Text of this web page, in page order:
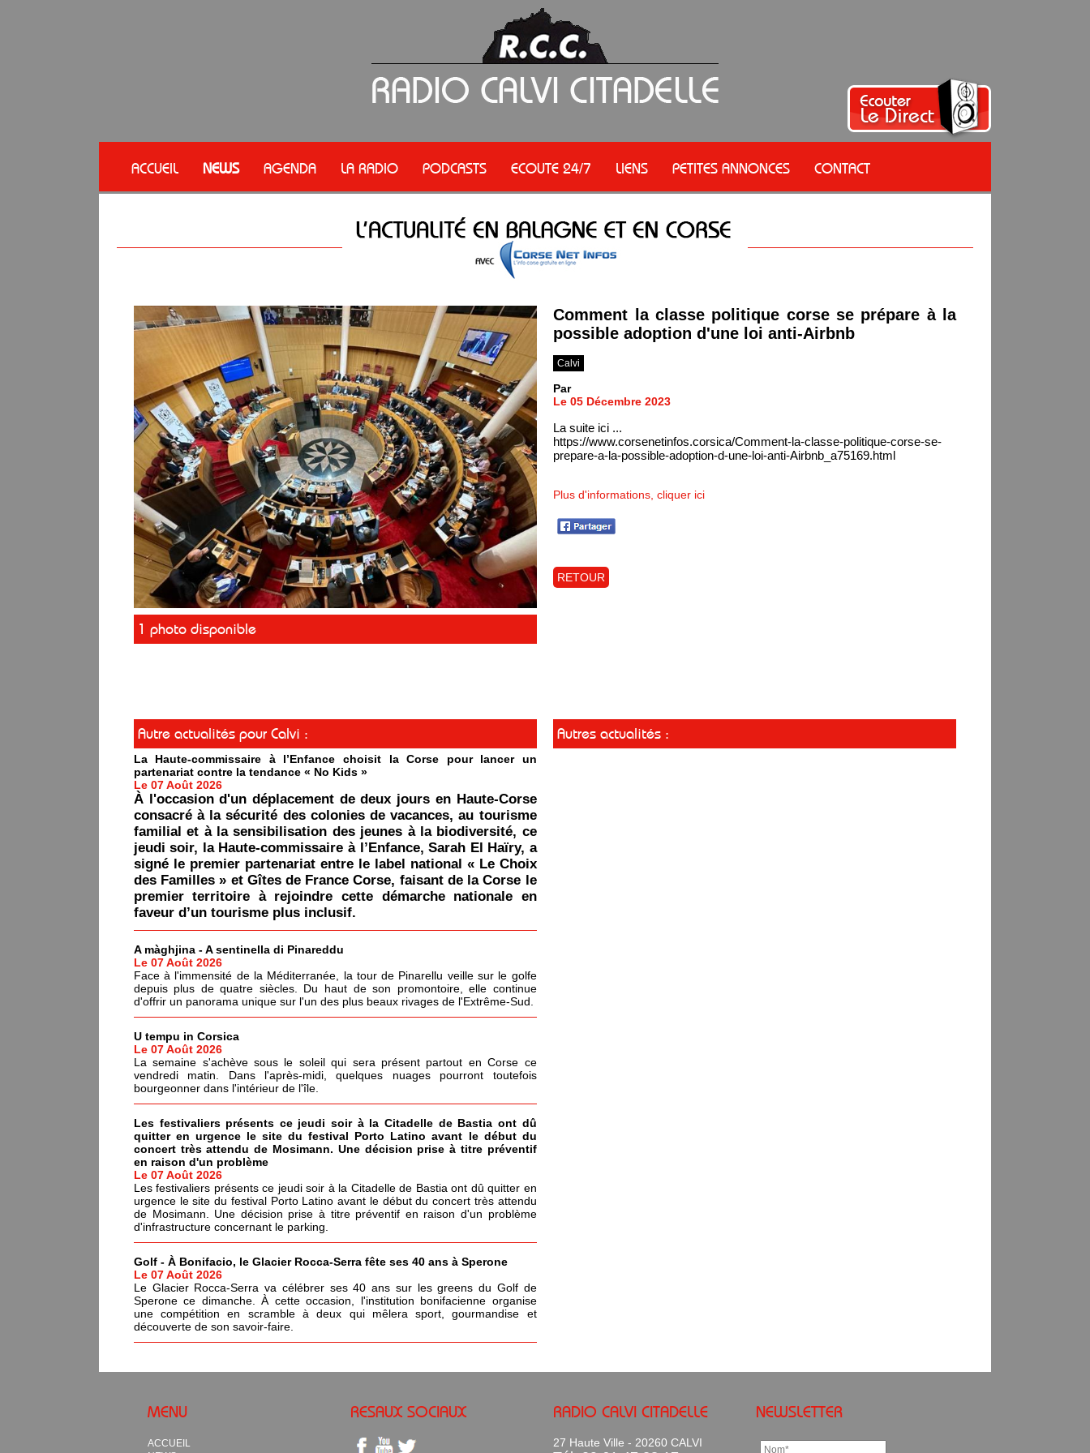
ACCUEIL NEWS AGENDA LA RADIO PODCASTS ECOUTE 24/7 LIENS PETITES ANNONCES CONTACT
1 photo disponible
Comment la classe politique corse se prépare à la
possible adoption d'une loi anti-Airbnb
Calvi
Par
Le 05 Décembre 2023
La suite ici ...
https://www.corsenetinfos.corsica/Comment-la-classe-politique-corse-se-
prepare-a-la-possible-adoption-d-une-loi-anti-Airbnb_a75169.html
Plus d'informations, cliquer ici
RETOUR
Autre actualités pour Calvi :
La Haute-commissaire à l’Enfance choisit la Corse pour lancer un
partenariat contre la tendance « No Kids »
Le 07 Août 2026
À l'occasion d'un déplacement de deux jours en Haute-Corse
consacré à la sécurité des colonies de vacances, au tourisme
familial et à la sensibilisation des jeunes à la biodiversité, ce
jeudi soir, la Haute-commissaire à l’Enfance, Sarah El Haïry, a
signé le premier partenariat entre le label national « Le Choix
des Familles » et Gîtes de France Corse, faisant de la Corse le
premier territoire à rejoindre cette démarche nationale en
faveur d’un tourisme plus inclusif.
A màghjina - A sentinella di Pinareddu
Le 07 Août 2026
Face à l'immensité de la Méditerranée, la tour de Pinarellu veille sur le golfe
depuis plus de quatre siècles. Du haut de son promontoire, elle continue
d'offrir un panorama unique sur l'un des plus beaux rivages de l'Extrême-Sud.
U tempu in Corsica
Le 07 Août 2026
La semaine s'achève sous le soleil qui sera présent partout en Corse ce
vendredi matin. Dans l'après-midi, quelques nuages pourront toutefois
bourgeonner dans l'intérieur de l'île.
Les festivaliers présents ce jeudi soir à la Citadelle de Bastia ont dû
quitter en urgence le site du festival Porto Latino avant le début du
concert très attendu de Mosimann. Une décision prise à titre préventif
en raison d'un problème
Le 07 Août 2026
Les festivaliers présents ce jeudi soir à la Citadelle de Bastia ont dû quitter en
urgence le site du festival Porto Latino avant le début du concert très attendu
de Mosimann. Une décision prise à titre préventif en raison d'un problème
d'infrastructure concernant le parking.
Golf - À Bonifacio, le Glacier Rocca-Serra fête ses 40 ans à Sperone
Le 07 Août 2026
Le Glacier Rocca-Serra va célébrer ses 40 ans sur les greens du Golf de
Sperone ce dimanche. À cette occasion, l'institution bonifacienne organise
une compétition en scramble à deux qui mêlera sport, gourmandise et
découverte de son savoir-faire.
Autres actualités :
MENU
ACCUEIL
RESAUX SOCIAUX RADIO CALVI CITADELLE
27 Haute Ville - 20260 CALVI
NEWSLETTER